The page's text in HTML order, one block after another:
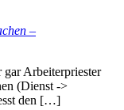
–
Arbeiterpriester
(Dienst ->
den […]